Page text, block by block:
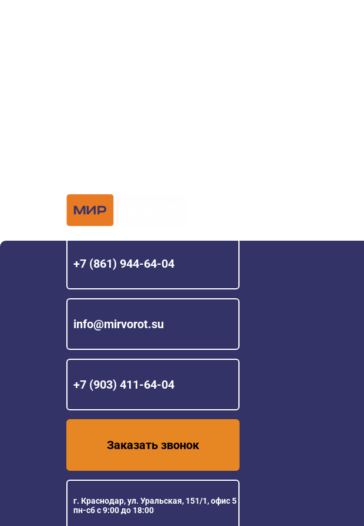
+7 (861) 944-64-04
info@mirvorot.su
+7 (903) 411-64-04
Заказать звонок
г. Краснодар, ул. Уральская, 151/1, офис 5
пн-сб с 9:00 до 18:00